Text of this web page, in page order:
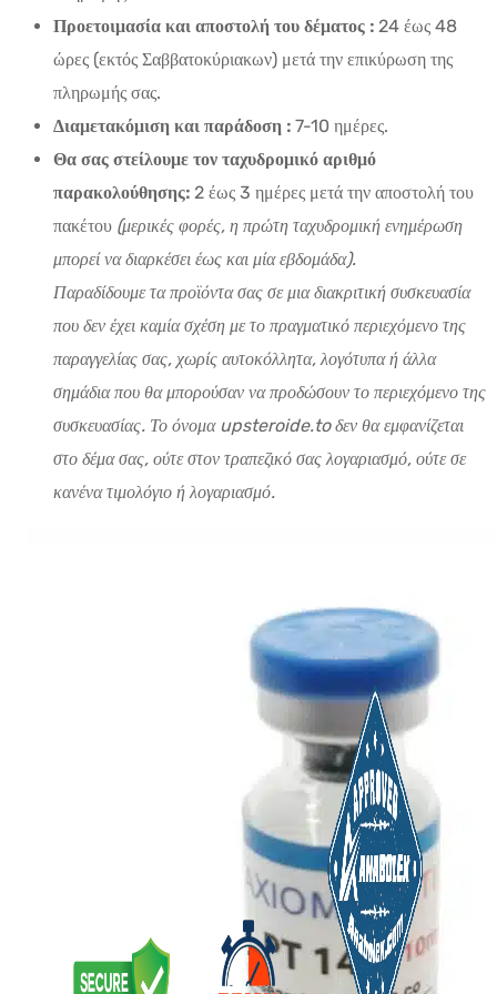
Προετοιμασία και αποστολή του δέματος : 24 έως 48
ώρες (εκτός Σαββατοκύριακων) μετά την επικύρωση της
πληρωμής σας.
Διαμετακόμιση και παράδοση : 7-10 ημέρες.
Θα σας στείλουμε τον ταχυδρομικό αριθμό
παρακολούθησης: 2 έως 3 ημέρες μετά την αποστολή του
πακέτου (μερικές φορές, η πρώτη ταχυδρομική ενημέρωση
μπορεί να διαρκέσει έως και μία εβδομάδα).
Παραδίδουμε τα προϊόντα σας σε μια διακριτική συσκευασία
που δεν έχει καμία σχέση με το πραγματικό περιεχόμενο της
παραγγελίας σας, χωρίς αυτοκόλλητα, λογότυπα ή άλλα
σημάδια που θα μπορούσαν να προδώσουν το περιεχόμενο της
συσκευασίας. Το όνομα upsteroide.to δεν θα εμφανίζεται
στο δέμα σας, ούτε στον τραπεζικό σας λογαριασμό, ούτε σε
κανένα τιμολόγιο ή λογαριασμό.